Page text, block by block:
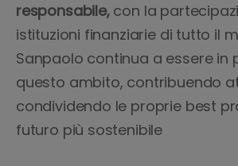
responsabile,con la
istituzioni finanziarie di tutto il
Sanpaolo continua a essere in
questo ambito, contribuendo
condividendo le proprie best
futuro più sostenibile